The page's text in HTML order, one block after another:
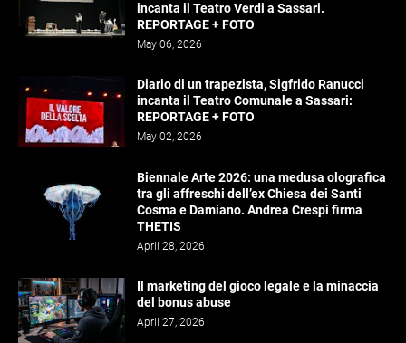
incanta il Teatro Verdi a Sassari.
REPORTAGE + FOTO
May 06, 2026
Diario di un trapezista, Sigfrido Ranucci
incanta il Teatro Comunale a Sassari:
REPORTAGE + FOTO
May 02, 2026
Biennale Arte 2026: una medusa olografica
tra gli affreschi dell’ex Chiesa dei Santi
Cosma e Damiano. Andrea Crespi firma
THETIS
April 28, 2026
Il marketing del gioco legale e la minaccia
del bonus abuse
April 27, 2026